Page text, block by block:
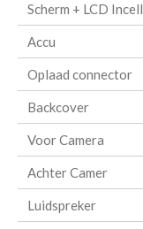
Scherm + LCD Incell
Accu
Oplaad connector
Backcover
Voor Camera
Achter Camer
Luidspreker